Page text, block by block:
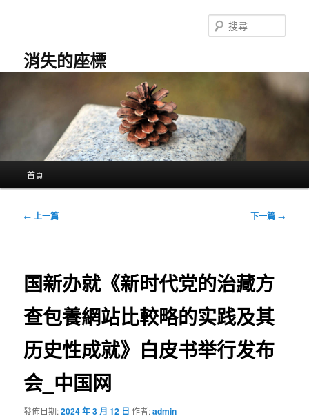
消失的座標
尋
首頁
文
← 上一篇 下一篇 →
国新办就《新时代党的治藏方
查包養網站比較略的实践及其
历史性成就》白皮书举行发布
会_中国网
發佈日期:2024 年 3 月 12 日 作者:admin